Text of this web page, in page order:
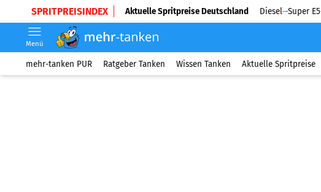
SPRITPREISINDEX Aktuelle Spritpreise Deutschland Diesel Super E5
Menü
mehr-tanken PUR Ratgeber Tanken Wissen Tanken Aktuelle Spritpreise